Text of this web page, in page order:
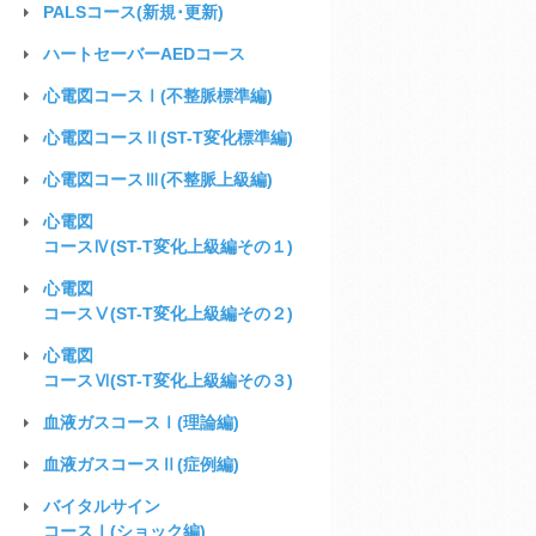
PALSコース(新規･更新)
ハートセーバーAEDコース
心電図 コースⅠ(不整脈標準編)
心電図 コースⅡ(ST-T変化標準編)
心電図 コースⅢ(不整脈上級編)
心電図
コースⅣ(ST-T変化上級編その１)
心電図
コースⅤ(ST-T変化上級編その２)
心電図
コースⅥ(ST-T変化上級編その３)
血液ガスコースⅠ(理論編)
血液ガスコースⅡ(症例編)
バイタルサイン
コースⅠ(ショック編)